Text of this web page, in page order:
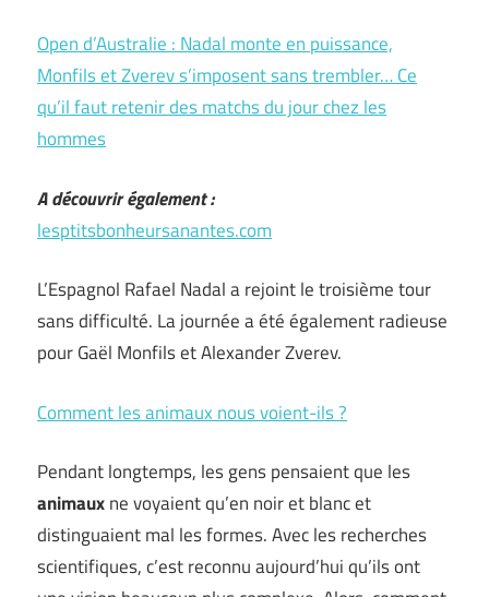
Open d’Australie : Nadal monte en puissance,
Monfils et Zverev s’imposent sans trembler… Ce
qu’il faut retenir des matchs du jour chez les
hommes
A découvrir également :
lesptitsbonheursanantes.com
L’Espagnol Rafael Nadal a rejoint le troisième tour
sans difficulté. La journée a été également radieuse
pour Gaël Monfils et Alexander Zverev.
Comment les animaux nous voient-ils ?
Pendant longtemps, les gens pensaient que les
animauxne voyaient qu’en noir et blanc et
distinguaient mal les formes. Avec les recherches
scientifiques, c’est reconnu aujourd’hui qu’ils ont